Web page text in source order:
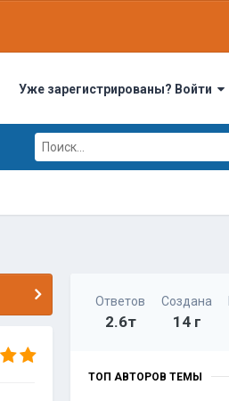
Уже зарегистрированы? Войти
Ответов
2.6т
Создана
14 г
ТОП АВТОРОВ ТЕМЫ